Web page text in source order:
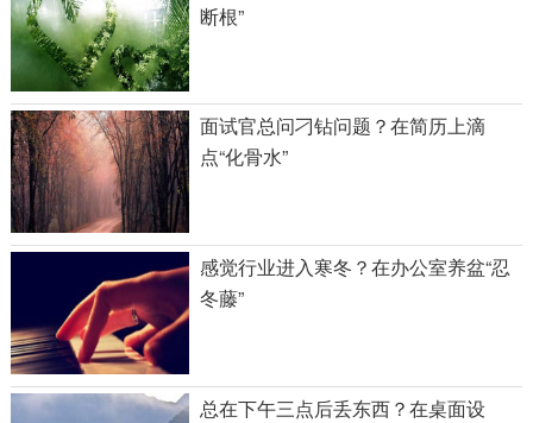
断根”
面试官总问刁钻问题？在简历上滴
点“化骨水”
感觉行业进入寒冬？在办公室养盆“忍
冬藤”
总在下午三点后丢东西？在桌面设